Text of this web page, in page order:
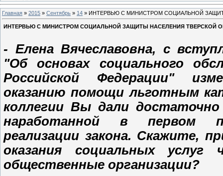
Главная » 2015 » Сентябрь » 14 » ИНТЕРВЬЮ С МИНИСТРОМ СОЦИАЛЬНОЙ
ИНТЕРВЬЮ С МИНИСТРОМ СОЦИАЛЬНОЙ ЗАЩИТЫ НАСЕЛЕНИЯ ТВЕРСКОЙ
- Елена Вячеславовна, с
"Об основах социального
Российской Федерации"
оказанию помощи льготным
коллегии Вы дали достаточно
наработанной в первом
реализации закона. Скажите,
оказания социальных услуг
общественные организации?